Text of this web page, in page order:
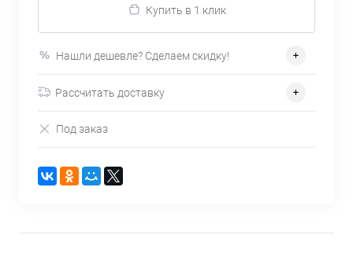
Купить в 1 клик
Нашли дешевле? Сделаем скидку!
Рассчитать доставку
Под заказ